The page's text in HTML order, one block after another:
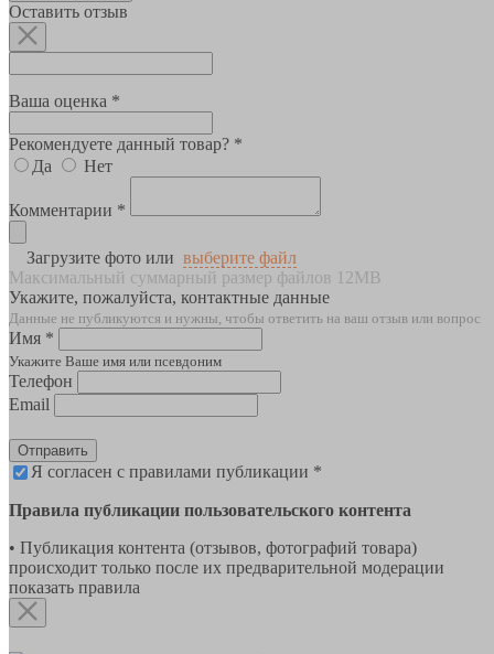
Оставить отзыв
Ваша оценка *
Рекомендуете данный товар? *
Да
Нет
Комментарии *
Загрузите фото или выберите файл
Максимальный суммарный размер файлов 12MB
Укажите, пожалуйста, контактные данные
Данные не публикуются и нужны, чтобы ответить на ваш отзыв или вопрос
Имя *
Укажите Ваше имя или псевдоним
Телефон
Email
Отправить
Я согласен с правилами публикации *
Правила публикации пользовательского контента
• Публикация контента (отзывов, фотографий товара)
происходит только после их предварительной модерации
показать правила